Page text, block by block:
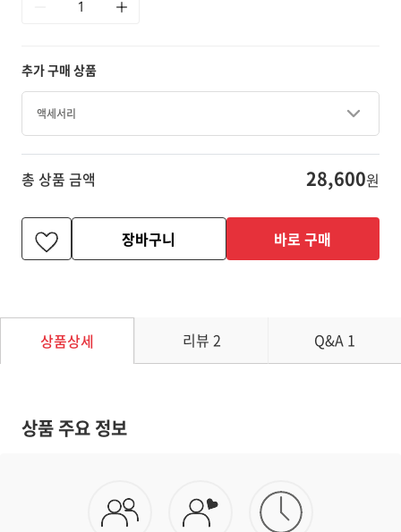
추가 구매 상품
액세서리
총 상품 금액 28,600원
장바구니 바로 구매
상품상세 리뷰 2 Q&A 1
상품 주요 정보